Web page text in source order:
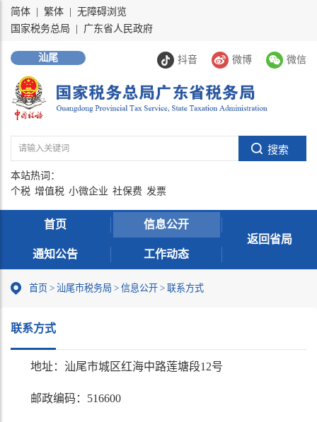
简体 繁体
无障碍浏览
国家税务总局
广东省人民政府
抖音 微博 微信
汕尾
本站热词：
个税 增值税 小微企业 社保费 发票
首页 信息公开
通知公告 工作动态
返回省局
首页 > 汕尾市税务局 > 信息公开 > 联系方式
联系方式
地址：汕尾市城区红海中路莲塘段12号
邮政编码： 516600